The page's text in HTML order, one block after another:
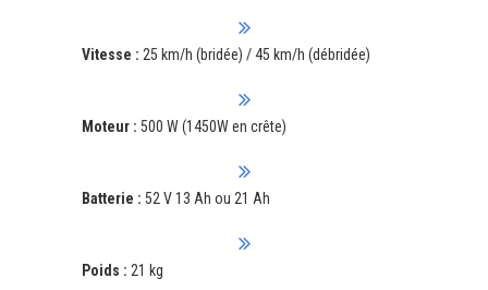
Vitesse : 25 km/h (bridée) / 45 km/h (débridée)
Moteur : 500 W (1450W en crête)
Batterie : 52 V 13 Ah ou 21 Ah
Poids : 21 kg